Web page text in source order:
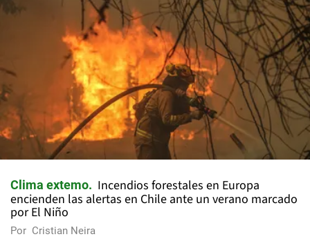
Clima extemo
Incendios forestales en Europa
encienden las alertas en Chile ante un verano marcado
por El Niño
Por Cristian Neira